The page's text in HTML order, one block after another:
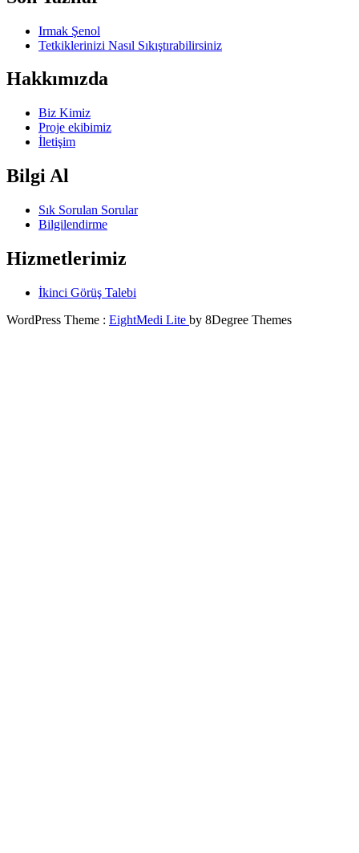
Irmak Şenol
Tetkiklerinizi Nasıl Sıkıştırabilirsiniz
Hakkımızda
Biz Kimiz
Proje ekibimiz
İletişim
Bilgi Al
Sık Sorulan Sorular
Bilgilendirme
Hizmetlerimiz
İkinci Görüş Talebi
WordPress Theme : EightMedi Lite by 8Degree Themes